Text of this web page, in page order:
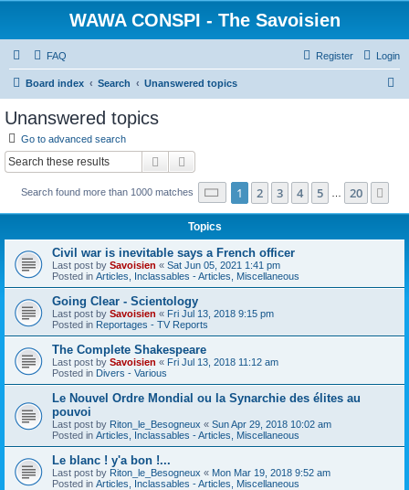
WAWA CONSPI - The Savoisien
FAQ Login
Register
Board index Search Unanswered topics
Unanswered topics
Go to advanced search
Search
Search found more than 1000 matches Page 1of 20
1 2 3 4 5 20
Topics
Civil war is inevitable says a French officer
Last post by Savoisien « Sat Jun 05, 2021 1:41 pm
Posted in Articles, Inclassables - Articles, Miscellaneous
Going Clear - Scientology
Last post by Savoisien « Fri Jul 13, 2018 9:15 pm
Posted in Reportages - TV Reports
The Complete Shakespeare
Last post by Savoisien « Fri Jul 13, 2018 11:12 am
Posted in Divers - Various
Le Nouvel Ordre Mondial ou la Synarchie des élites au
pouvoi
Last post by Riton_le_Besogneux « Sun Apr 29, 2018 10:02 am
Posted in Articles, Inclassables - Articles, Miscellaneous
Le blanc ! y'a bon !...
Last post by Riton_le_Besogneux « Mon Mar 19, 2018 9:52 am
Posted in Articles, Inclassables - Articles, Miscellaneous